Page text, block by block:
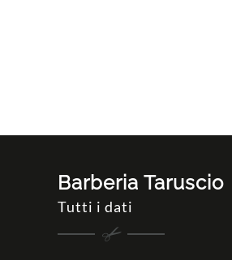
Barberia Taruscio
Tutti i dati